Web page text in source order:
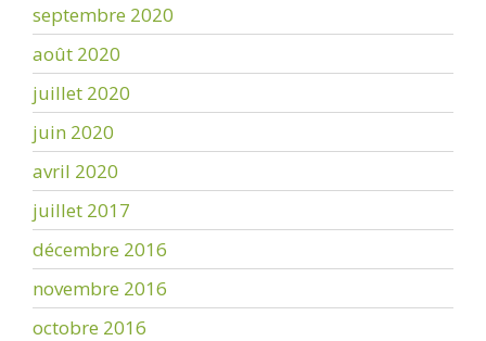
septembre 2020
août 2020
juillet 2020
juin 2020
avril 2020
juillet 2017
décembre 2016
novembre 2016
octobre 2016